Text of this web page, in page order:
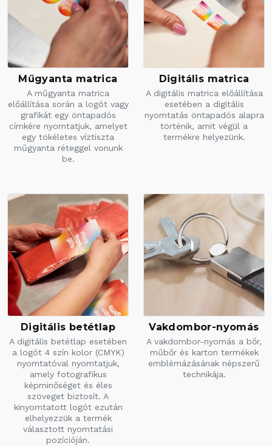
Műgyanta matrica
A műgyanta matrica
előállítása során a logót vagy
grafikát egy öntapadós
címkére nyomtatjuk, amelyet
egy tökéletes víztiszta
műgyanta réteggel vonunk
be.
Digitális matrica
A digitális matrica előállítása
esetében a digitális
nyomtatás öntapadós alapra
történik, amit végül a
termékre helyezünk.
Digitális betétlap
A digitális betétlap esetében
a logót 4 szín kolor (CMYK)
nyomtatóval nyomtatjuk,
amely fotografikus
képminőséget és éles
szöveget biztosít. A
kinyomtatott logót ezután
elhelyezzük a termék
választott nyomtatási
pozícióján.
Vakdombor-nyomás
A vakdombor-nyomás a bőr,
műbőr és karton termékek
emblémázásának népszerű
technikája.